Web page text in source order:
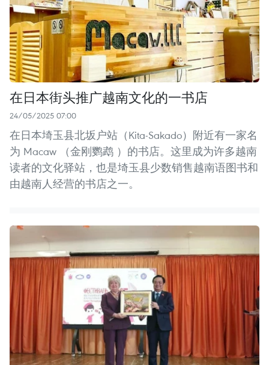
在日本街头推广越南文化的一书店
24/05/2025 07:00
在日本埼玉县北坂户站（Kita-Sakado）附近有一家名
为 Macaw （金刚鹦鹉 ）的书店。这里成为许多越南
读者的文化驿站，也是埼玉县少数销售越南语图书和
由越南人经营的书店之一。